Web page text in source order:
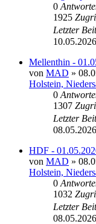
0
1925
Letzter
Mellenthin -
von MAD »
Holstein,
0
1307
Letzter
HDF -
von MAD »
Holstein,
0
1032
Letzter